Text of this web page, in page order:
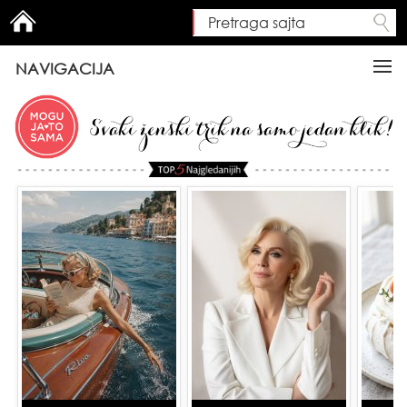
Search form
Pretraga sajta
NAVIGACIJA